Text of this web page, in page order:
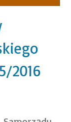
2016